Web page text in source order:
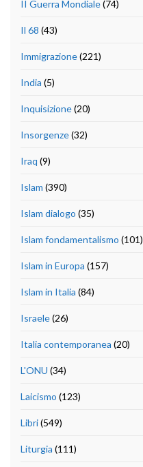
II Guerra Mondiale(74)
Il 68 (43)
Immigrazione(221)
India (5)
Inquisizione(20)
Insorgenze(32)
Iraq (9)
Islam (390)
Islam dialogo (35)
Islam fondamentalismo (101)
Islam in Europa (157)
Islam in Italia (84)
Israele(26)
Italia contemporanea (20)
L'ONU (34)
Laicismo (123)
Libri(549)
Liturgia (111)